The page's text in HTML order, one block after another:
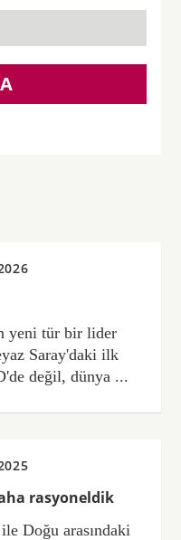
yeni tür bir lider
Saray'daki ilk
değil, dünya ...
rasyoneldik
Doğu arasındaki